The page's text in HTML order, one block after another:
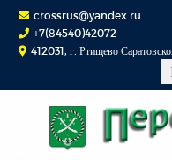
crossrus@yandex.ru
+7(84540)42072
412031, г. Ртищево